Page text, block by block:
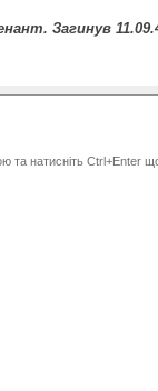
Загинув
та натисніть Ctrl+Enter